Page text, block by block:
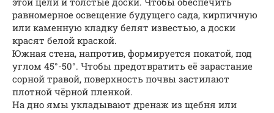
равномерное освещение будущего сада, кирпичную
или каменную кладку белят известью, а доски
красят белой краской.
Южная стена, напротив, формируется покатой, под
углом 45°-50°. Чтобы предотвратить её зарастание
сорной травой, поверхность почвы застилают
плотной чёрной пленкой.
На дно ямы укладывают дренаж из щебня или